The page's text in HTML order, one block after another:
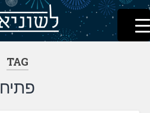
דלג
לתוכן
לשוניאדה
עברית. לשון. שפה
TAG
פתיח